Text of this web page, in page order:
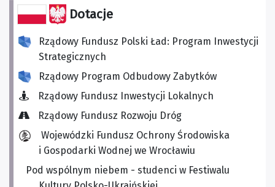
Dotacje
Rządowy Fundusz Polski Ład: Program Inwestycji
Strategicznych
Rządowy Program Odbudowy Zabytków
Rządowy Fundusz Inwestycji Lokalnych
Rządowy Fundusz Rozwoju Dróg
Wojewódzki Fundusz Ochrony Środowiska
i Gospodarki Wodnej we Wrocławiu
Pod wspólnym niebem - studenci w Festiwalu